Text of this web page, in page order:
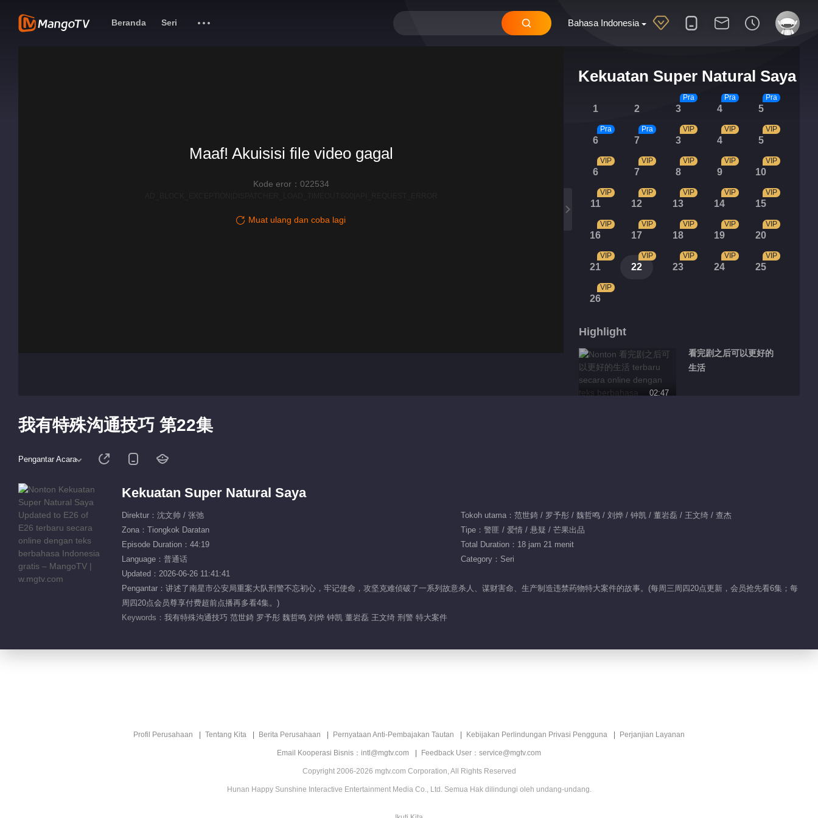
Bahasa Indonesia
Beranda Seri
Kekuatan Super Natural Saya
1 2 3
Pra
4
Pra
5
Pra
6
Pra
7
Pra
3
VIP
4
VIP
5
VIP
6
VIP
7
VIP
8
VIP
9
VIP
10
VIP
11
VIP
12
VIP
13
VIP
14
VIP
15
VIP
16
VIP
17
VIP
18
VIP
19
VIP
20
VIP
21
VIP
22
VIP
23
VIP
24
VIP
25
VIP
26
VIP
Highlight
02:47
看完剧之后可以更好的
生活
00:41
00:23
01:11
Maaf! Akuisisi file video gagal
Kode eror：022534
Muat ulang dan coba lagi
我有特殊沟通技巧 第22集
Pengantar Acara
Kekuatan Super Natural Saya
Direktur：沈文帅 / 张弛
Tokoh utama：范世錡 / 罗予彤 / 魏哲鸣 / 刘烨 / 钟凯 / 董岩磊 / 王文绮 / 查杰
Zona：Tiongkok Daratan
Tipe：警匪 / 爱情 / 悬疑 / 芒果出品
Episode Duration：44:19
Total Duration：18 jam 21 menit
Language：普通话
Category：Seri
Updated：2026-06-26 11:41:41
Pengantar：讲述了南星市公安局重案大队刑警不忘初心，牢记使命，攻坚克难侦破了一系列故意杀人、谋财害命、生产制造违禁药物特大案件的故事。(每周三周四20点更新，会员抢先看6集；每
周四20点会员尊享付费超前点播再多看4集。)
Keywords： 我有特殊沟通技巧 范世錡 罗予彤 魏哲鸣 刘烨 钟凯 董岩磊 王文绮 刑警 特大案件
Profil Perusahaan Tentang Kita Berita Perusahaan Pernyataan Anti-Pembajakan Tautan Kebijakan Perlindungan Privasi Pengguna Perjanjian Layanan
Email Kooperasi Bisnis：intl@mgtv.com Feedback User：service@mgtv.com
Copyright 2006-2026 mgtv.com Corporation, All Rights Reserved
Hunan Happy Sunshine Interactive Entertainment Media Co., Ltd. Semua Hak dilindungi oleh undang-undang.